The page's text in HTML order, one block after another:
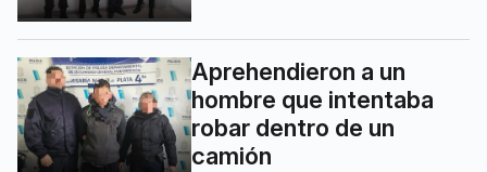
Aprehendieron a un
hombre que intentaba
robar dentro de un
camión